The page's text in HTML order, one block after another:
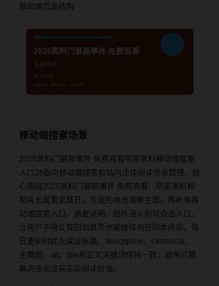
移动端页面结构
移动端搜索场景
2026黑料门最新事件 免费观看明星黑料移动端搜索
入口26面向移动端搜索和站内连续阅读场景整理，核
心围绕2026黑料门最新事件 免费观看、明星黑料和
相关长尾需求展开。页面先给出清晰主题，再补充移
动端搜索入口、摘要说明、图片语义和可点击入口，
让用户不用反复回到首页也能继续浏览同类内容。每
日更新时优先保证标题、description、canonical、
主题图、alt、title和正文关键词保持一致，避免只替
换词语而没有实际阅读价值。